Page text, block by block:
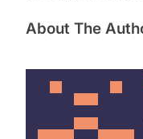
About The